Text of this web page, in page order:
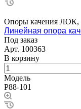
Опоры качения
Линейная опора
Под заказ
Арт. 100363
В корзину
Модель
Р88-101